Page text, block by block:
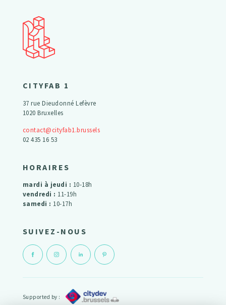
CITYFAB 1
37 rue Dieudonné Lefèvre
1020 Bruxelles
contact@cityfab1.brussels
02 435 16 53
HORAIRES
mardi à jeudi : 10-18h
vendredi : 11-19h
samedi : 10-17h
SUIVEZ-NOUS
Supported by :